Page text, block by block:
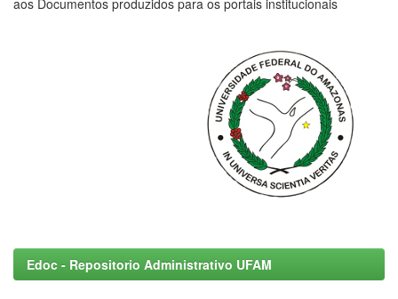
aos Documentos produzidos para os portais institucionais
Edoc - Repositorio Administrativo UFAM